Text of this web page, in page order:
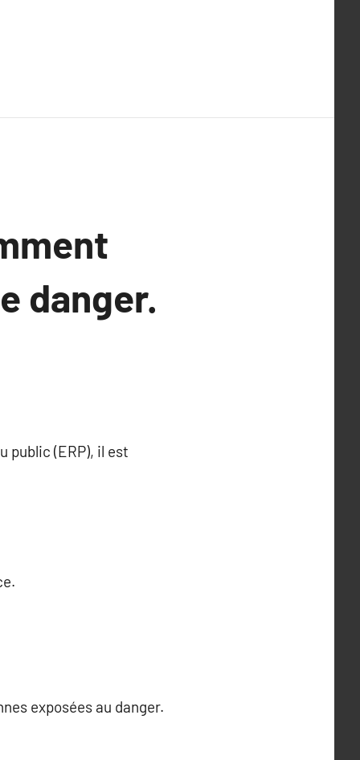
danger.
public (ERP), il est
exposées au danger.